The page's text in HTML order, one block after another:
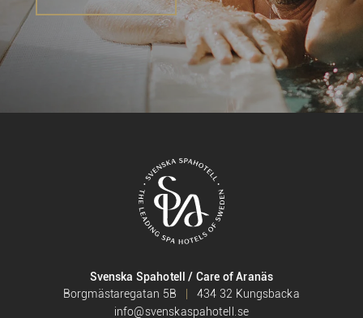
Svenska Spahotell / Care of Aranäs
Borgmästaregatan 5B
434 32 Kungsbacka
info@svenskaspahotell.se